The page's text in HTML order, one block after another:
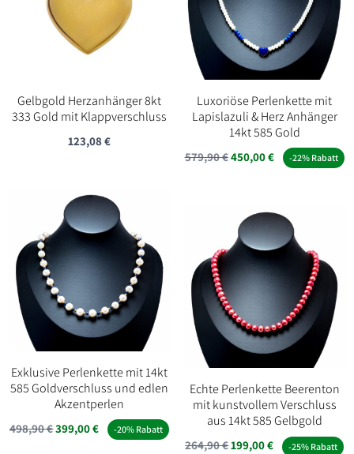
Gelbgold Herzanhänger 8kt
333 Gold mit Klappverschluss
123,08€
Luxoriöse Perlenkette mit
Lapislazuli & Herz Anhänger
14kt 585 Gold
579,90€Ursprünglicher
579,90 €
450,00€Aktueller
450,00 €.
-22% Rabatt
Exklusive Perlenkette mit 14kt
585 Goldverschluss und edlen
Akzentperlen
498,90€Ursprünglicher
399,00€Aktueller
-20% Rabatt
Echte Perlenkette Beerenton
mit kunstvollem Verschluss
aus 14kt 585 Gelbgold
264,90€Ursprünglicher
199,00€Aktueller
-25% Rabatt